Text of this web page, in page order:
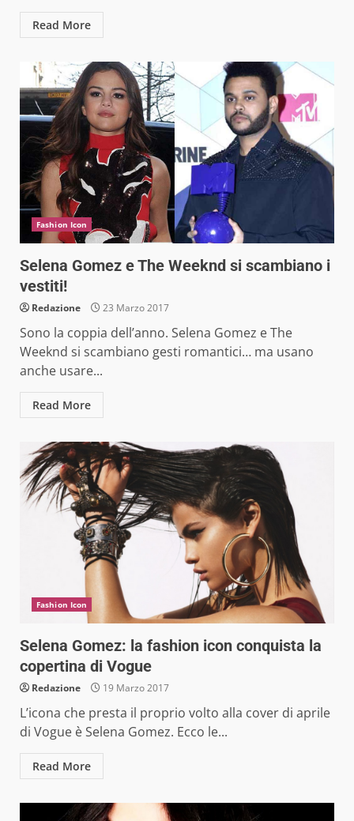
Read More
Fashion Icon
Selena Gomez e The Weeknd si scambiano i
vestiti!
Redazione 23 Marzo 2017
Sono la coppia dell’anno. Selena Gomez e The
Weeknd si scambiano gesti romantici… ma usano
anche usare...
Read More
Fashion Icon
Selena Gomez: la fashion icon conquista la
copertina di Vogue
Redazione 19 Marzo 2017
L’icona che presta il proprio volto alla cover di aprile
di Vogue è Selena Gomez. Ecco le...
Read More